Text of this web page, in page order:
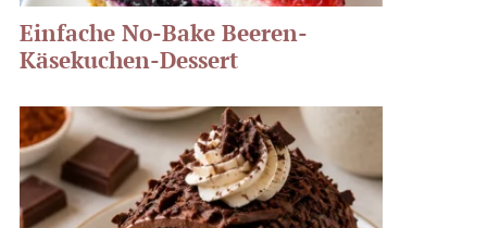
Einfache No-Bake Beeren-
Käsekuchen-Dessert